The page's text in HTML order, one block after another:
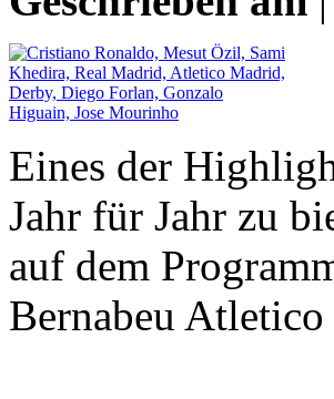
Eines der
Jahr für Jahr zu
auf dem
Bernabeu